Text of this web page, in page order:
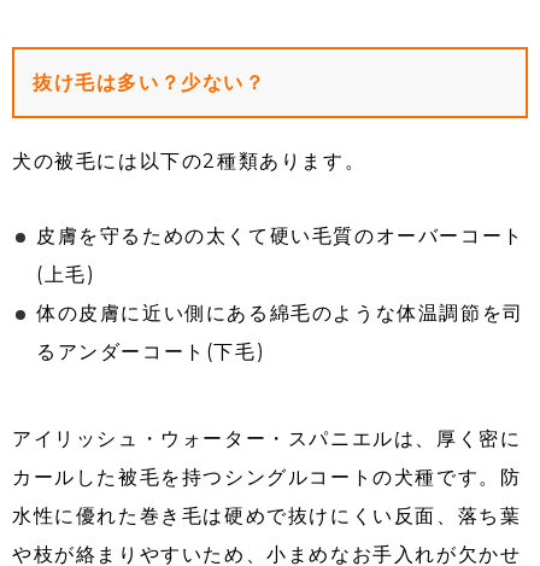
抜け毛は多い？少ない？
犬の被毛には以下の2種類あります。
皮膚を守るための太くて硬い毛質のオーバーコート
(上毛)
体の皮膚に近い側にある綿毛のような体温調節を司
るアンダーコート(下毛)
アイリッシュ・ウォーター・スパニエルは、厚く密に
カールした被毛を持つシングルコートの犬種です。防
水性に優れた巻き毛は硬めで抜けにくい反面、落ち葉
や枝が絡まりやすいため、小まめなお手入れが欠かせ